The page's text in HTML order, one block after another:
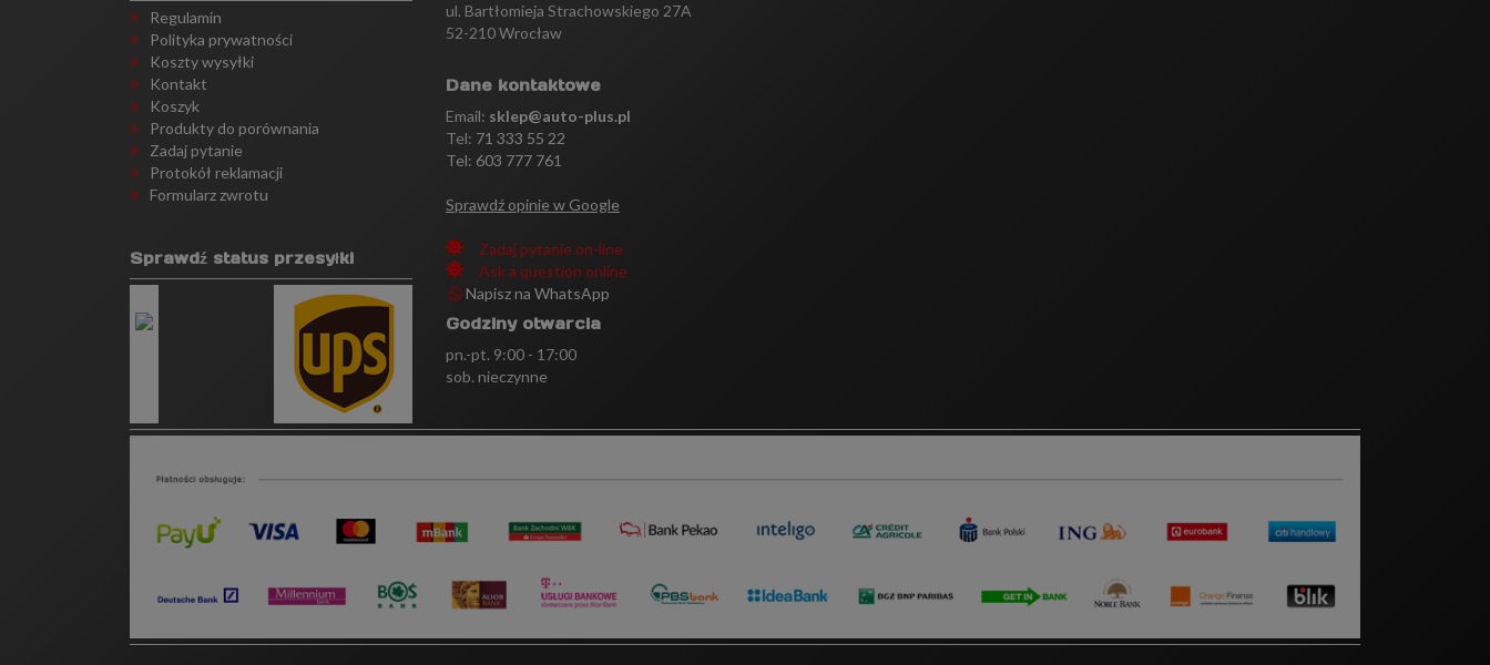
Regulamin
Polityka prywatności
Koszty wysyłki
Kontakt
Koszyk
Produkty do porównania
Zadaj pytanie
Protokół reklamacji
Formularz zwrotu
Sprawdź status przesyłki
ul. Bartłomieja Strachowskiego 27A
52-210 Wrocław
Dane kontaktowe
Email: sklep@auto-plus.pl
Tel: 71 333 55 22
Tel: 603 777 761
Sprawdź opinie w Google
Zadaj pytanie on-line
Ask a question online
Napisz na WhatsApp
Godziny otwarcia
pn.-pt. 9:00 - 17:00
sob. nieczynne